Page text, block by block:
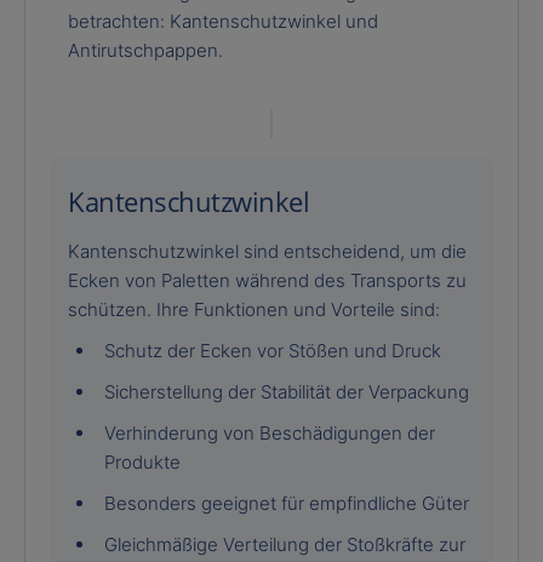
betrachten: Kantenschutzwinkel und
Antirutschpappen.
Kantenschutzwinkel
Kantenschutzwinkel sind entscheidend, um die
Ecken von Paletten während des Transports zu
schützen. Ihre Funktionen und Vorteile sind:
Schutz der Ecken vor Stößen und Druck
Sicherstellung der Stabilität der Verpackung
Verhinderung von Beschädigungen der
Produkte
Besonders geeignet für empfindliche Güter
Gleichmäßige Verteilung der Stoßkräfte zur